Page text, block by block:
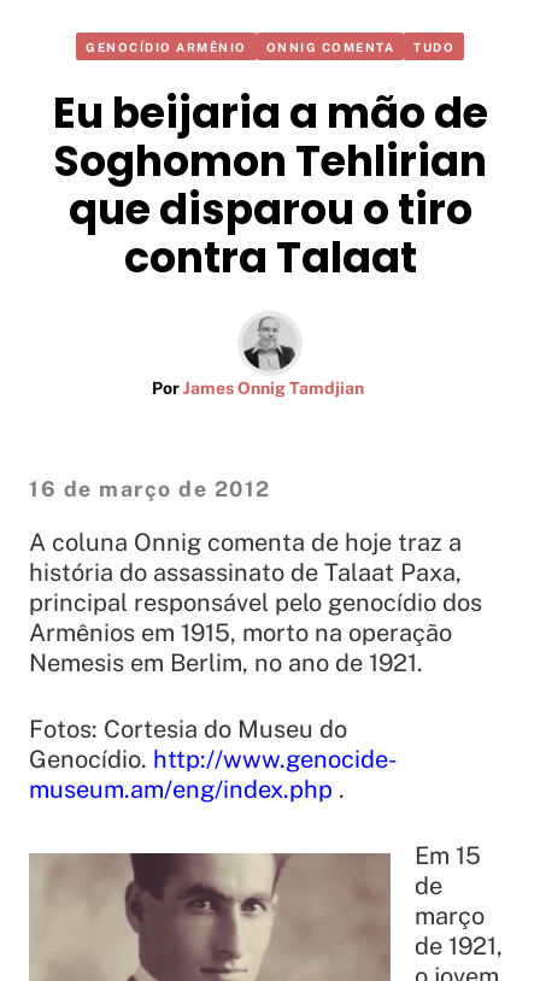
GENOCÍDIO ARMÊNIO ONNIG COMENTA TUDO
Eu beijaria a mão de
Soghomon Tehlirian
que disparou o tiro
contra Talaat
PorJames Onnig Tamdjian
16 de março de 2012
A coluna Onnig comenta de hoje traz a
história do assassinato de Talaat Paxa,
principal responsável pelo genocídio dos
Armênios em 1915, morto na operação
Nemesis em Berlim, no ano de 1921.
Fotos: Cortesia do Museu do
Genocídio. http://www.genocide-
museum.am/eng/index.php .
Em 15
de
março
de 1921,